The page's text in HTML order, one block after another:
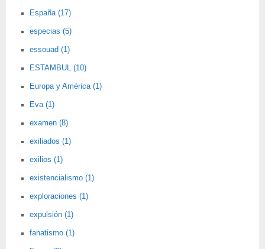
España (17)
especias (5)
essouad (1)
ESTAMBUL (10)
Europa y América (1)
Eva (1)
examen (8)
exiliados (1)
exilios (1)
existencialismo (1)
exploraciones (1)
expulsión (1)
fanatismo (1)